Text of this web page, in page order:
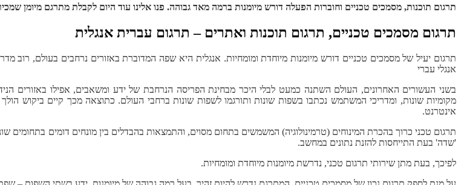
תרגום תוכנות, מסמכים טכניים וחוברות הפעלה דורש מיומנות ברמה מאד גבוהה. פנו אלינו עוד היום לקבלת מתרגם מיומן
תרגום מסמכים טכניים, תרגום תוכנות ואתרים – תרגום עברית אנגלית
תרגום יעיל של מסמכים טכניים דורש מיומנות מיוחדת ומומחיות. אנגלית היא שפה המדוברת באזורים נרחבים בעולם, רוב
אנגלי עברי
בשני העשורים האחרונים, העולם השתנה כמעט לבלי היכר מבחינת הפריסה הנרחבת של ידע ומשאבים, אפילו באזורים
מקומיות שונות, ומדריכי המשתמש נכתבו בשפות שונות ותורגמו לשפות שונות ברחבי העולם. כתוצאה מכך קיים ביקוש
אינטרנט.
תרגום טכני כרוך בהכרת המינוחים (טרמינולוגיה) המשמשים בתחום מסוים, והתמצאות בהבדלים בין מונחים דומים
'שדה' בעת התייחסות להזנת נתונים במחשב.
לפיכך, בעת מתן שירותי תרגום טכני, נדרשת מיומנות מיוחדת ומומחיות.